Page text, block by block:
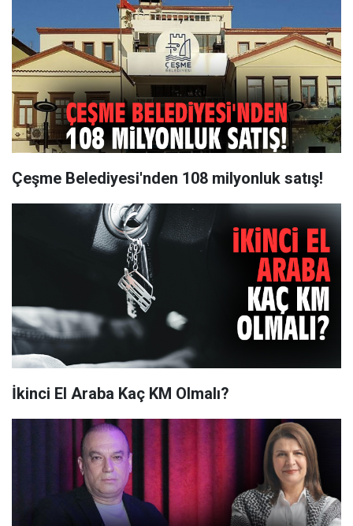
Çeşme Belediyesi'nden 108 milyonluk satış!
İkinci El Araba Kaç KM Olmalı?